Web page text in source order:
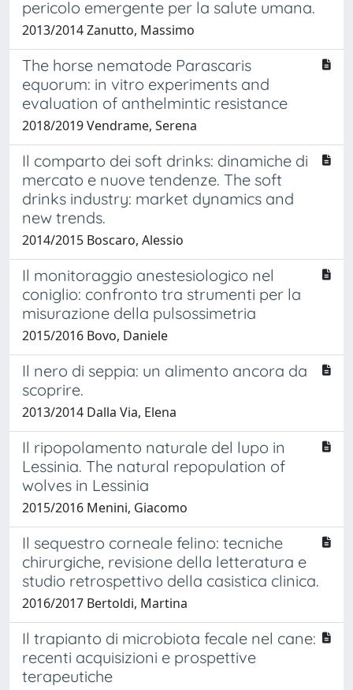
pericolo emergente per la salute umana.
2013/2014 Zanutto, Massimo
The horse nematode Parascaris
equorum: in vitro experiments and
evaluation of anthelmintic resistance
2018/2019 Vendrame, Serena
Il comparto dei soft drinks: dinamiche di
mercato e nuove tendenze. The soft
drinks industry: market dynamics and
new trends.
2014/2015 Boscaro, Alessio
Il monitoraggio anestesiologico nel
coniglio: confronto tra strumenti per la
misurazione della pulsossimetria
2015/2016 Bovo, Daniele
Il nero di seppia: un alimento ancora da
scoprire.
2013/2014 Dalla Via, Elena
Il ripopolamento naturale del lupo in
Lessinia. The natural repopulation of
wolves in Lessinia
2015/2016 Menini, Giacomo
Il sequestro corneale felino: tecniche
chirurgiche, revisione della letteratura e
studio retrospettivo della casistica clinica.
2016/2017 Bertoldi, Martina
Il trapianto di microbiota fecale nel cane:
recenti acquisizioni e prospettive
terapeutiche